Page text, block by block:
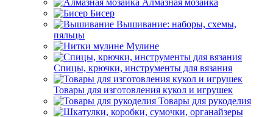
Алмазная мозаика
Бисер
Вышивание: наборы, схемы,
пяльцы
Мулине
Спицы, крючки, инструменты для вязания
Товары для изготовления кукол и игрушек
Товары для рукоделия